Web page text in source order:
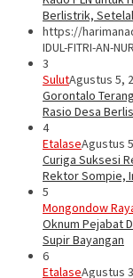
Berlistrik,
https://
IDUL-FITRI-AN-
3
SulutAgustus 5,
Gorontalo
Rasio Desa
4
EtalaseAgustus
Curiga Suksesi
Rektor Sompie,
5
Mongondow
Oknum Pejabat
Supir Bayangan
6
EtalaseAgustus